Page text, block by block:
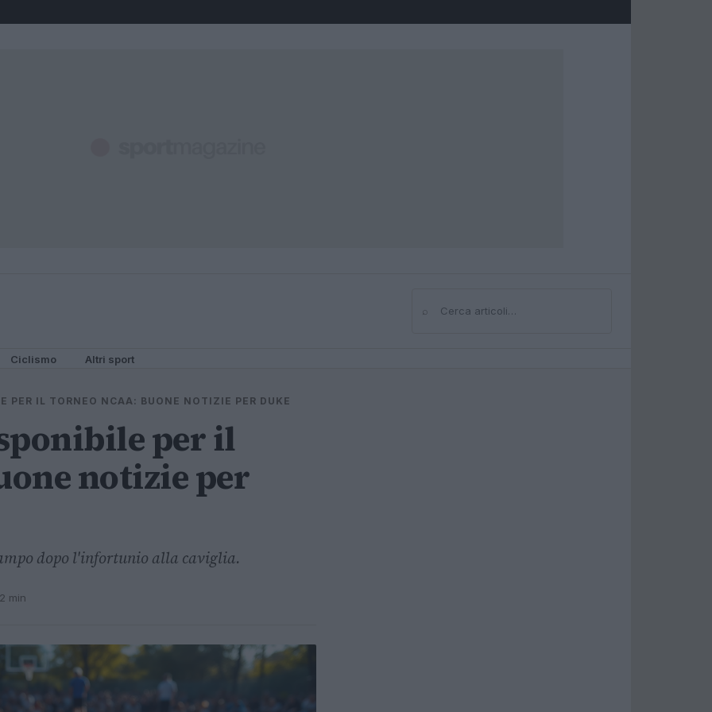
⌕Cerca
Ciclismo Altri sport
PER IL TORNEO NCAA: BUONE NOTIZIE PER DUKE
per il
notizie per
dopo l'infortunio alla caviglia.
2 min